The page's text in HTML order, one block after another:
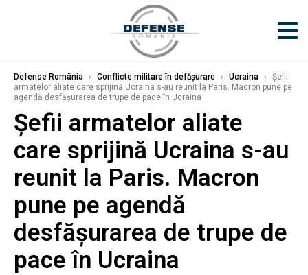
Defense România › Conflicte militare în defășurare › Ucraina ›
Șefii
armatelor aliate care sprijină Ucraina s-au reunit la Paris. Macron pune pe
agendă desfășurarea de trupe de pace în Ucraina
Șefii armatelor aliate
care sprijină Ucraina s-au
reunit la Paris. Macron
pune pe agendă
desfășurarea de trupe de
pace în Ucraina